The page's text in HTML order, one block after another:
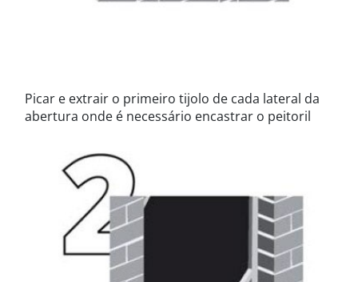
Picar e extrair o primeiro tijolo de cada lateral da
abertura onde é necessário encastrar o peitoril